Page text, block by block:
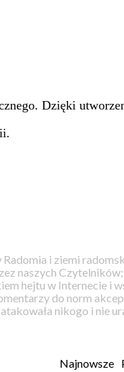
Dzięki
i ziemi
naszych
hejtu w Internecie i
do norm
nikogo i nie
Najnowsze